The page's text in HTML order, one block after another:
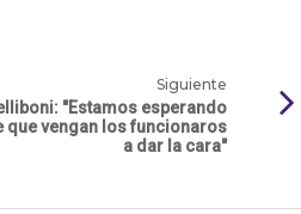
Siguiente
"Estamos esperando
que vengan los funcionaros
a dar la cara"